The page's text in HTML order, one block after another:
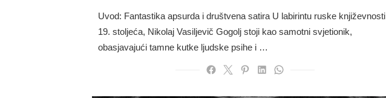
Uvod: Fantastika apsurda i društvena satira U labirintu ruske književnosti
19. stoljeća, Nikolaj Vasiljevič Gogolj stoji kao samotni svjetionik,
obasjavajući tamne kutke ljudske psihe i …